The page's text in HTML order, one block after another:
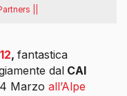
||
, fantastica
dal CAI
Marzo all’Alpe